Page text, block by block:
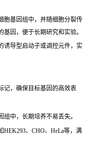
胞基因组中，并随细胞分裂传
因，便于长期研究和实验。
诱导型启动子或调控元件，实
记，确保目标基因的高效表
中，长期培养不易丢失。
、CHO、HeLa等，满